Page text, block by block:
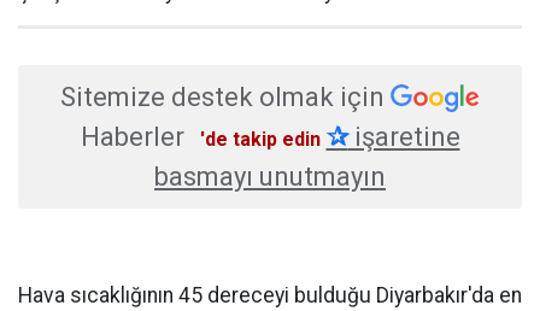
Sitemize destek olmak için
Haberler
'de takip edin ✰işaretine
basmayı unutmayın
Hava sıcaklığının 45 dereceyi bulduğu Diyarbakır'da en